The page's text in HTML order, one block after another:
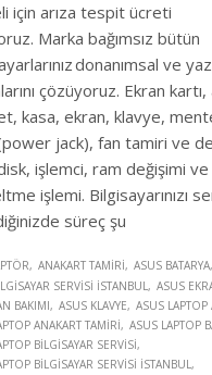
için arıza tespit ücreti
Marka bağımsız bütün
donanımsal ve
çözüyoruz. Ekran
kasa, ekran, klavye,
jack), fan tamiri ve
işlemci, ram değişimi ve
işlemi. Bilgisayarınızı
süreç şu
ANAKART TAMIRI
ASUS BATARYA
SERVISI İSTANBUL ASUS
BAKIMI
ASUS KLAVYE
ASUS LAPTOP
ANAKART TAMIRI
ASUS LAPTOP
BILGISAYAR SERVISI
BILGISAYAR SERVISI İSTANBUL